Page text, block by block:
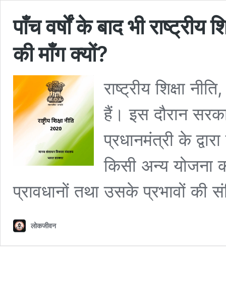
पाँच वर्षों के बाद भी
की माँग क्यों?
राष्ट्रीय शिक्षा
हैं। इस दौरान
प्रधानमंत्री के
किसी अन्य योजना
प्रावधानों तथा उसके प्रभावों की
लोकजीवन